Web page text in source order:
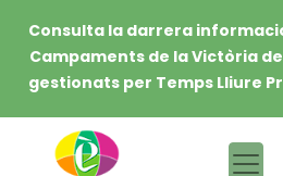
Consulta la darrera
Campaments de la Victòria
gestionats per Temps Lliure